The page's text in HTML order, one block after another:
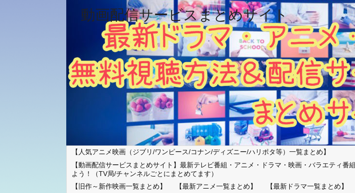
動画配信サービスまとめサイト
【人気アニメ映画（ジブリ/ワンピース/コナン/ディズニー/ハリポタ等）一覧まとめ】
【動画配信サービスまとめサイト】最新テレビ番組・アニメ・ドラマ・映画・バラエティ
よう！（TV局/チャンネルごとにまとめてます）
【旧作～新作映画一覧まとめ】
【最新アニメ一覧まとめ】
【最新ドラマ一覧まとめ】